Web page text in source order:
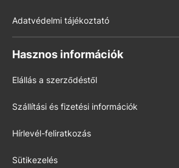
Adatvédelmi tájékoztató
Hasznos információk
Elállás a szerződéstől
Szállítási és fizetési információk
Hírlevél-feliratkozás
Sütikezelés